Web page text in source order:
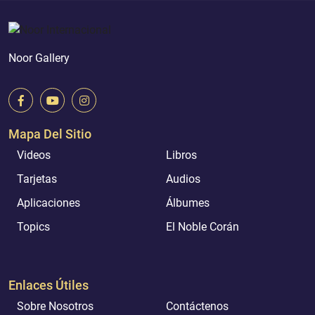
Noor Gallery
Mapa Del Sitio
Videos
Libros
Tarjetas
Audios
Aplicaciones
Álbumes
Topics
El Noble Corán
Enlaces Útiles
Sobre Nosotros Contáctenos